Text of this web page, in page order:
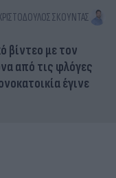
ΣΚΟΎΝΤΑΣ
βίντεο με τον
από τις φλόγες
έγινε